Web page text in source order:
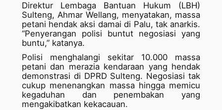
Direktur Lembaga Bantuan Hukum (LBH)
Sulteng, Ahmar Wellang, menyatakan, massa
petani hendak aksi damai di Palu, tak anarkis.
“Penyerangan polisi buntut negosiasi yang
buntu,” katanya.
Polisi menghalangi sekitar 10.000 massa
petani dan merazia kendaraan yang hendak
demonstrasi di DPRD Sulteng. Negosiasi tak
cukup menenangkan massa hingga memicu
kegaduhan dan penembakan yang
mengakibatkan kekacauan.